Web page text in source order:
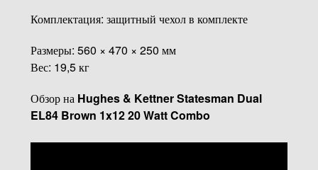
Комплектация: защитный чехол в комплекте
Размеры: 560 × 470 × 250 мм
Вес: 19,5 кг
Обзор на Hughes & Kettner Statesman Dual
EL84 Brown 1x12 20 Watt Combo